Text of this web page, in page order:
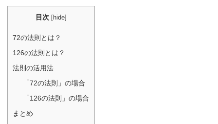
目次 [hide]
72の法則とは？
126の法則とは？
法則の活用法
「72の法則」の場合
「126の法則」の場合
まとめ